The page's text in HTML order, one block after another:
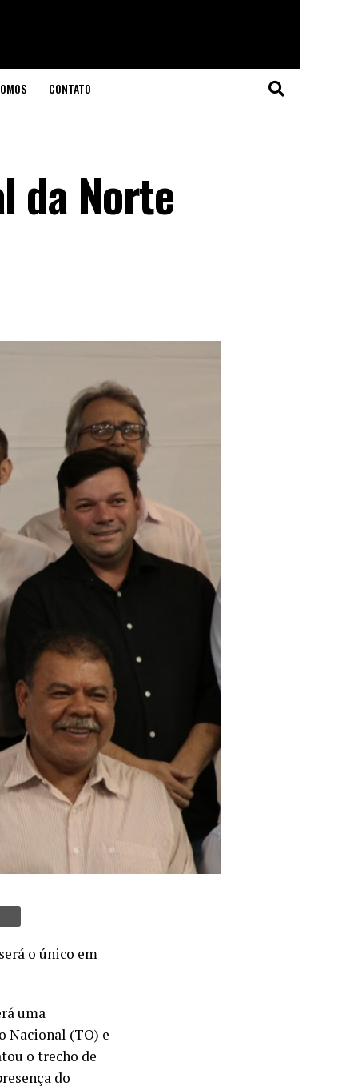
CONTATO
da Norte
o único em
uma
Nacional (TO) e
o trecho de
do